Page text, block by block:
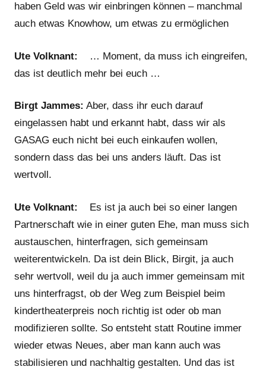
haben Geld was wir einbringen können – manchmal
auch etwas Knowhow, um etwas zu ermöglichen
Ute Volknant:
… Moment, da muss ich eingreifen,
das ist deutlich mehr bei euch …
Birgt Jammes: Aber, dass ihr euch darauf
eingelassen habt und erkannt habt, dass wir als
GASAG euch nicht bei euch einkaufen wollen,
sondern dass das bei uns anders läuft. Das ist
wertvoll.
Ute Volknant:
Es ist ja auch bei so einer langen
Partnerschaft wie in einer guten Ehe, man muss sich
austauschen, hinterfragen, sich gemeinsam
weiterentwickeln. Da ist dein Blick, Birgit, ja auch
sehr wertvoll, weil du ja auch immer gemeinsam mit
uns hinterfragst, ob der Weg zum Beispiel beim
kindertheaterpreis noch richtig ist oder ob man
modifizieren sollte. So entsteht statt Routine immer
wieder etwas Neues, aber man kann auch was
stabilisieren und nachhaltig gestalten. Und das ist